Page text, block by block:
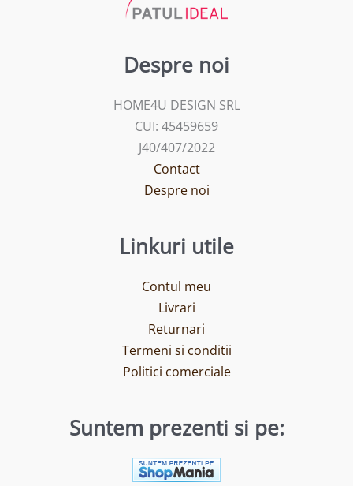
Despre noi
HOME4U DESIGN SRL
CUI: 45459659
J40/407/2022
Contact
Despre noi
Linkuri utile
Contul meu
Livrari
Returnari
Termeni si conditii
Politici comerciale
Suntem prezenti si pe: